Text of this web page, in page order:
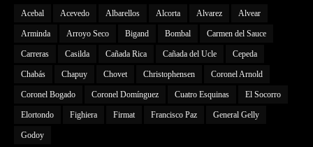
Acebal Acevedo Albarellos Alcorta Alvarez Alvear
Arminda Arroyo Seco Bigand Bombal Carmen del Sauce
Carreras Casilda Cañada Rica Cañada del Ucle Cepeda
Chabás Chapuy Chovet Christophensen Coronel Arnold
Coronel Bogado Coronel Domínguez Cuatro Esquinas El Socorro
Elortondo Fighiera Firmat Francisco Paz General Gelly
Godoy